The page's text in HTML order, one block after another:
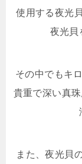
使用する夜光
夜光貝
その中でもキ
貴重で深い真
また、夜光貝